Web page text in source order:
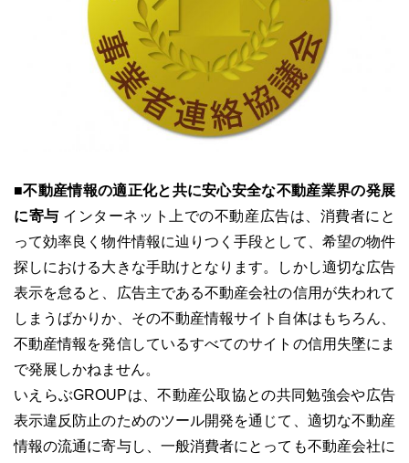
ユーザーインタビュー ホームページ制作実績
ニュース一覧 お役立ちブログ 資料ダウンロード
特長 サービス一覧 プラン
03-6689-1791
■不動産情報の適正化と共に安心安全な不動産業界の発展
に寄与 インターネット上での不動産広告は、消費者にと
って効率良く物件情報に辿りつく手段として、希望の物件
探しにおける大きな手助けとなります。しかし適切な広告
表示を怠ると、広告主である不動産会社の信用が失われて
しまうばかりか、その不動産情報サイト自体はもちろん、
不動産情報を発信しているすべてのサイトの信用失墜にま
で発展しかねません。
いえらぶGROUPは、不動産公取協との共同勉強会や広告
表示違反防止のためのツール開発を通じて、適切な不動産
情報の流通に寄与し、一般消費者にとっても不動産会社に